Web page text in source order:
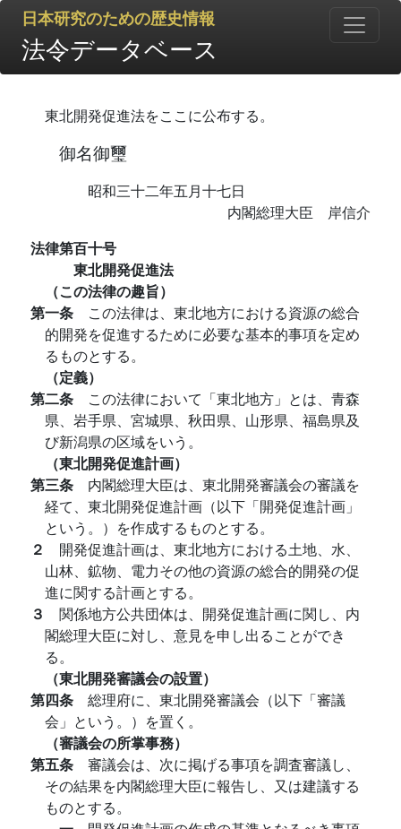
日本研究のための歴史情報
法令データベース
東北開発促進法をここに公布する。
御名御璽
昭和三十二年五月十七日
内閣総理大臣 岸信介
法律第百十号
東北開発促進法
（この法律の趣旨）
第一条 この法律は、東北地方における資源の総合
的開発を促進するために必要な基本的事項を定め
るものとする。
（定義）
第二条 この法律において「東北地方」とは、青森
県、岩手県、宮城県、秋田県、山形県、福島県及
び新潟県の区域をいう。
（東北開発促進計画）
第三条 内閣総理大臣は、東北開発審議会の審議を
経て、東北開発促進計画（以下「開発促進計画」
という。）を作成するものとする。
２ 開発促進計画は、東北地方における土地、水、
山林、鉱物、電力その他の資源の総合的開発の促
進に関する計画とする。
３ 関係地方公共団体は、開発促進計画に関し、内
閣総理大臣に対し、意見を申し出ることができ
る。
（東北開発審議会の設置）
第四条 総理府に、東北開発審議会（以下「審議
会」という。）を置く。
（審議会の所掌事務）
第五条 審議会は、次に掲げる事項を調査審議し、
その結果を内閣総理大臣に報告し、又は建議する
ものとする。